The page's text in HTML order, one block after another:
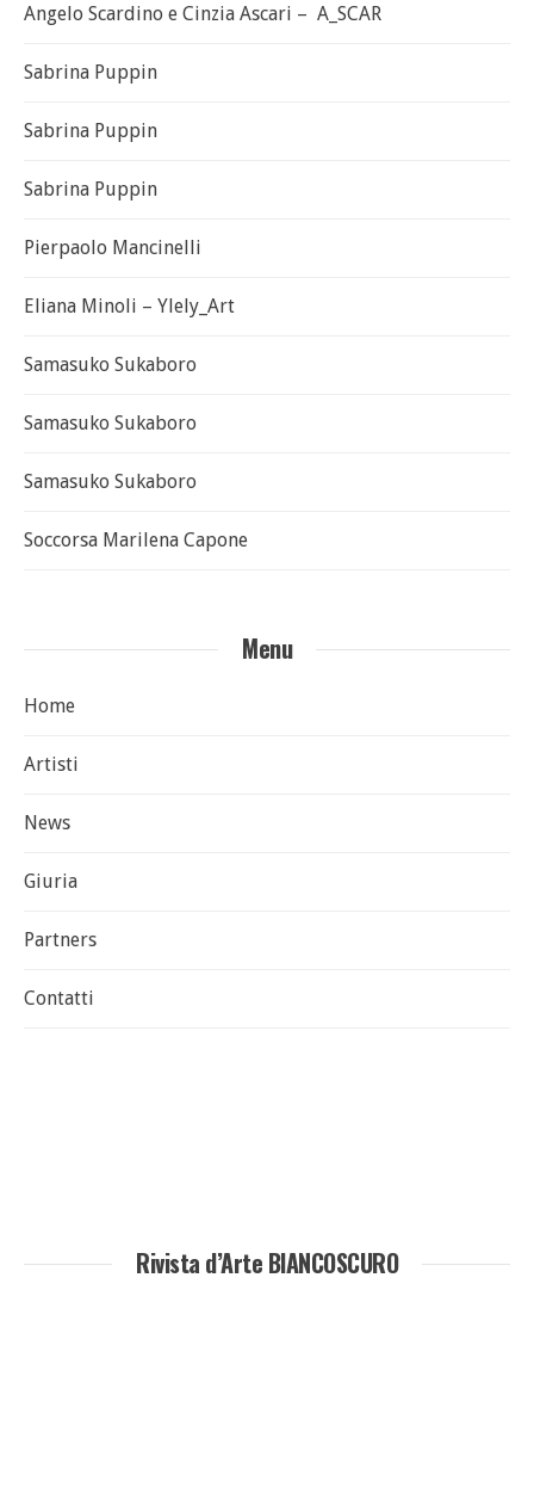
Angelo Scardino e Cinzia Ascari – A_SCAR
Sabrina Puppin
Sabrina Puppin
Sabrina Puppin
Pierpaolo Mancinelli
Eliana Minoli – Ylely_Art
Samasuko Sukaboro
Samasuko Sukaboro
Samasuko Sukaboro
Soccorsa Marilena Capone
Menu
Home
Artisti
News
Giuria
Partners
Contatti
Rivista d’Arte BIANCOSCURO